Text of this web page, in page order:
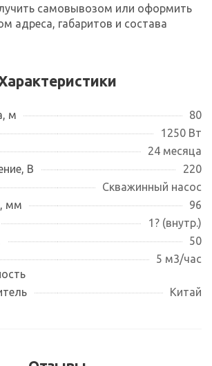
самовывозом или оформить
адреса, габаритов и состава
м
80
1250 Вт
24 месяца
В
220
Скважинный насос
мм
96
1? (внутр.)
50
5 м3/час
Китай